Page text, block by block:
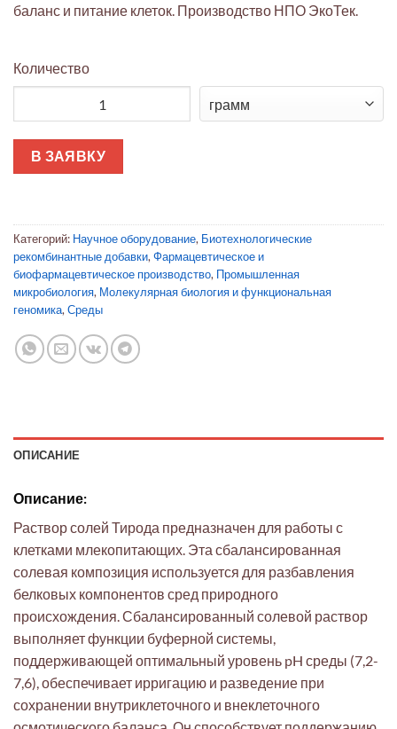
баланс и питание клеток. Производство НПО ЭкоТек.
Количество
В ЗАЯВКУ
Категорий: Научное оборудование, Биотехнологические
рекомбинантные добавки, Фармацевтическое и
биофармацевтическое производство, Промышленная
микробиология, Молекулярная биология и функциональная
геномика, Среды
ОПИСАНИЕ
Описание:
Раствор солей Тирода предназначен для работы с
клетками млекопитающих. Эта сбалансированная
солевая композиция используется для разбавления
белковых компонентов сред природного
происхождения. Сбалансированный солевой раствор
выполняет функции буферной системы,
поддерживающей оптимальный уровень pH среды (7,2-
7,6), обеспечивает ирригацию и разведение при
сохранении внутриклеточного и внеклеточного